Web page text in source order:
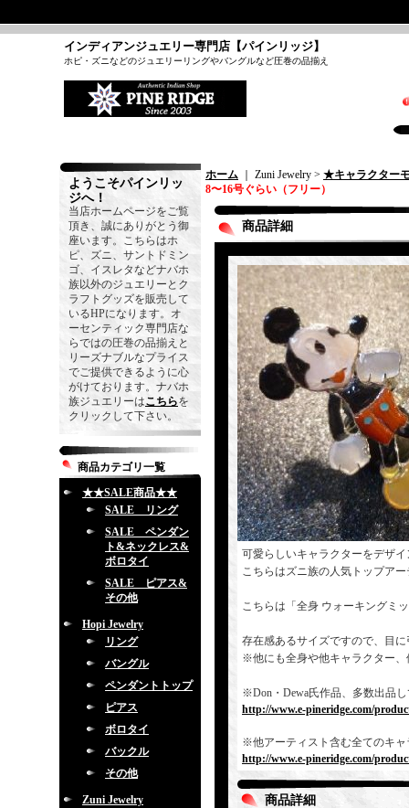
インディアンジュエリー専門店【パインリッジ】
ホピ・ズニなどのジュエリーリングやバングルなど圧巻の品揃え
ようこそパインリッ
ジへ！
当店ホームページをご覧
頂き、誠にありがとう御
座います。こちらはホ
ピ、ズニ、サントドミン
ゴ、イスレタなどナバホ
族以外のジュエリーとク
ラフトグッズを販売して
いるHPになります。オ
ーセンティック専門店な
らではの圧巻の品揃えと
リーズナブルなプライス
でご提供できるように心
がけております。ナバホ
族ジュエリーはこちらを
クリックして下さい。
商品カテゴリ一覧
★★SALE商品★★
SALE リング
SALE ペンダン
ト&ネックレス&
ボロタイ
SALE ピアス&
その他
Hopi Jewelry
リング
バングル
ペンダントトップ
ピアス
ボロタイ
バックル
その他
Zuni Jewelry
ホーム ｜ Zuni Jewelry > ★キャラクター
8〜16号ぐらい（フリー）
商品詳細
可愛らしいキャラクターをデザ
こちらはズニ族の人気トップア
こちらは「全身 ウォーキングミ
存在感あるサイズですので、目
※他にも全身や他キャラクター
※Don・Dewa氏作品、多数出品
http://www.e-pineridge.com/
※他アーティスト含む全てのキ
http://www.e-pineridge.com/
商品詳細